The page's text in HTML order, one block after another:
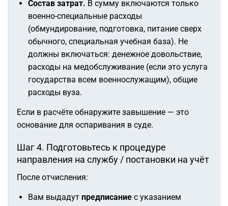
Состав затрат. В сумму включаются только
военно-специальные расходы
(обмундирование, подготовка, питание сверх
обычного, специальная учебная база). Не
должны включаться: денежное довольствие,
расходы на медобслуживание (если это услуга
государства всем военнослужащим), общие
расходы вуза.
Если в расчёте обнаружите завышение — это
основание для оспаривания в суде.
Шаг 4. Подготовьтесь к процедуре
направления на службу / постановки на учёт
После отчисления:
Вам выдадут предписание с указанием